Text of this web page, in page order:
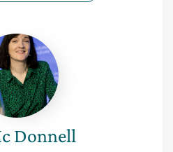
Ida
Mc
Donnell
Donnell